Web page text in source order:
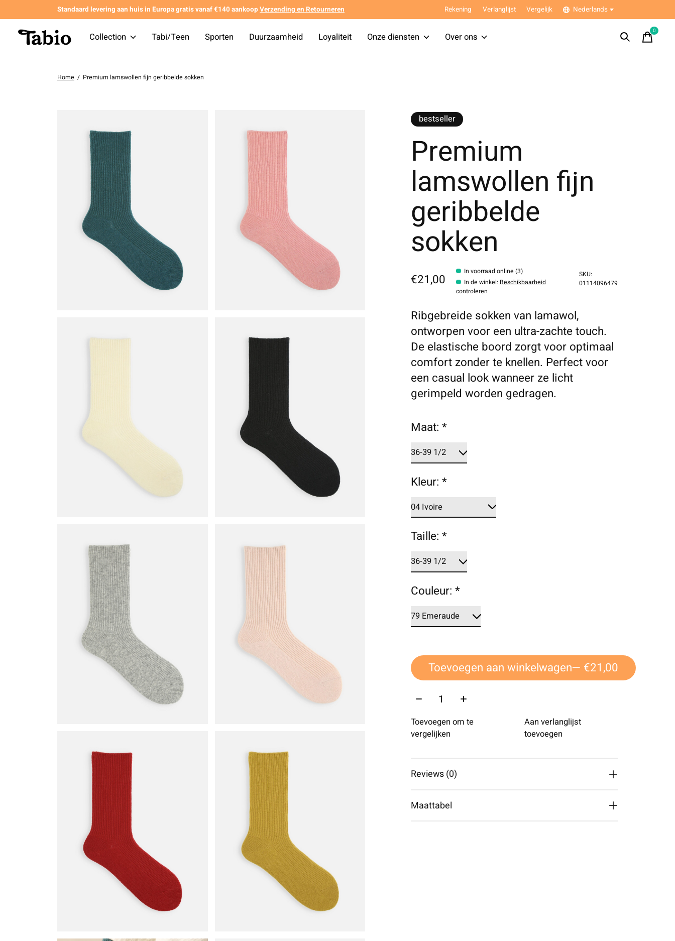
Standaard levering aan huis in Europa gratis vanaf €140 aankoop Verzending en Retourneren Rekening Verlanglijst Vergelijk Nederlands
Collection Tabi/Teen Sporten Duurzaamheid Loyaliteit Onze diensten Over ons
0items
Home / Premium lamswollen fijn geribbelde sokken
bestseller
Premium
lamswollen fijn
geribbelde
sokken
€21,00
In voorraad online (3)
In de winkel: Beschikbaarheid
controleren
SKU:
01114096479
Ribgebreide sokken van lamawol,
ontworpen voor een ultra-zachte touch.
De elastische boord zorgt voor optimaal
comfort zonder te knellen. Perfect voor
een casual look wanneer ze licht
gerimpeld worden gedragen.
Maat:*
Kleur:*
Taille:*
Couleur:*
Toevoegen aan winkelwagen
— €21,00
Aantal:
Toevoegen om te
vergelijken
Aan verlanglijst
toevoegen
Reviews (0)
Maattabel